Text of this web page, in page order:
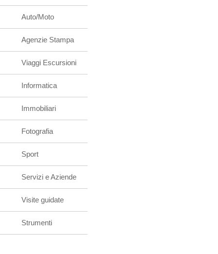
Auto/Moto
Agenzie Stampa
Viaggi Escursioni
Informatica
Immobiliari
Fotografia
Sport
Servizi e Aziende
Visite guidate
Strumenti